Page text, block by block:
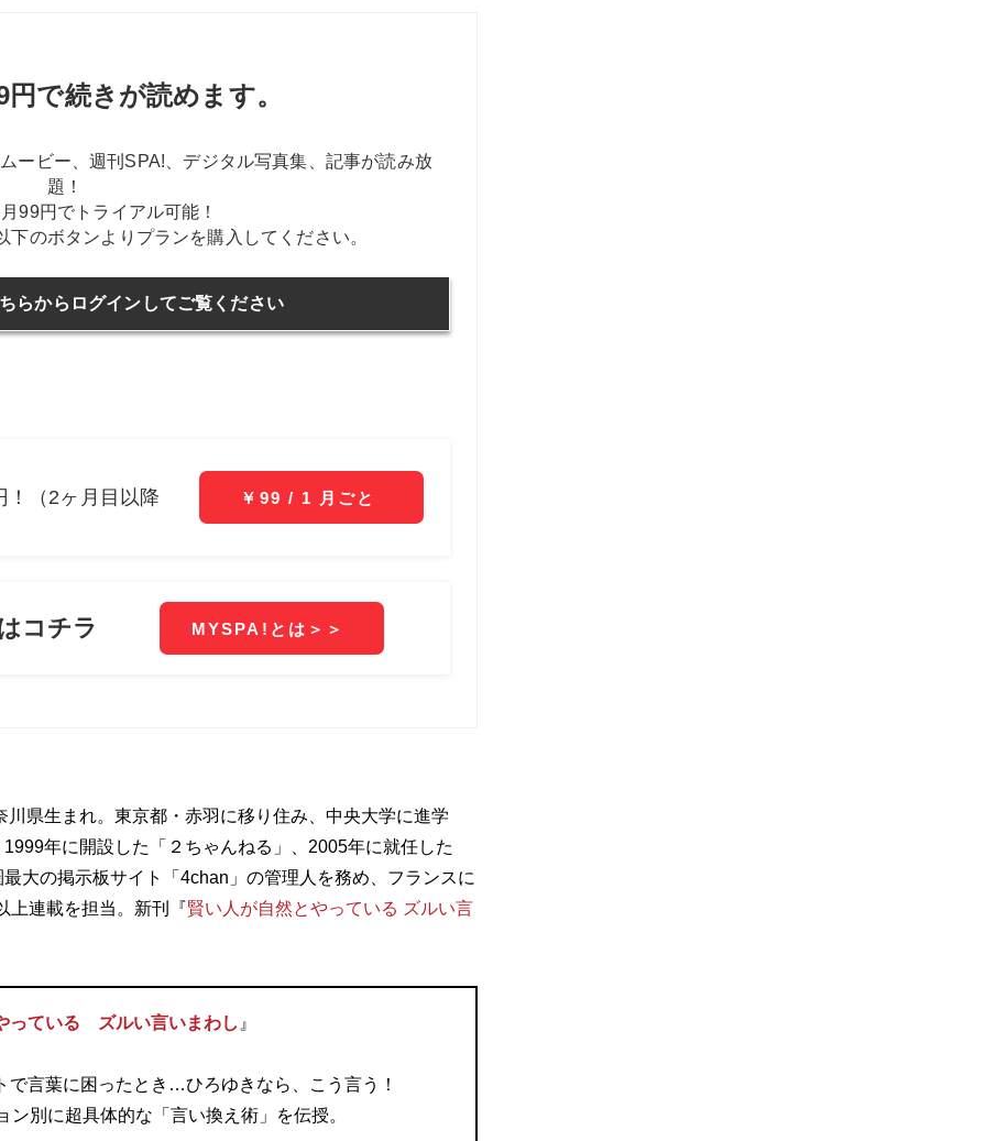
県生まれ。東京都・赤羽に移り住み、中央大学に進学
年に開設した「２ちゃんねる」、2005年に就任した
大の掲示板サイト「4chan」の管理人を務め、フランスに
上連載を担当。新刊『賢い人が自然とやっている ズルい言
っている ズルい言いまわし 』
で言葉に困ったとき…ひろゆきなら、こう言う！
ン別に超具体的な「言い換え術」を伝授。